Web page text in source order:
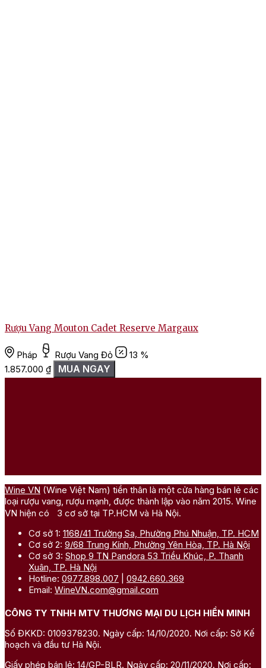
Rượu Vang Mouton Cadet Reserve Margaux
Pháp Rượu Vang Đỏ
13 %
1.857.000 ₫ MUA NGAY
Wine VN (Wine Việt Nam) tiền thân là một cửa hàng bán lẻ các
loại rượu vang, rượu mạnh, được thành lập vào năm 2015. Wine
VN hiện có 3 cơ sở tại TP.HCM và Hà Nội.
Cơ sở 1: 1168/41 Trường Sa, Phường Phú Nhuận, TP. HCM
Cơ sở 2: 9/68 Trung Kính, Phường Yên Hòa, TP. Hà Nội
Cơ sở 3: Shop 9 TN Pandora 53 Triều Khúc, P. Thanh
Xuân, TP. Hà Nội
Hotline: 0977.898.007
0942.660.369
Email: WineVN.com@gmail.com
CÔNG TY TNHH MTV THƯƠNG MẠI DU LỊCH HIỀN MINH
Số ĐKKD: 0109378230. Ngày cấp: 14/10/2020. Nơi cấp: Sở Kế
hoạch và đầu tư Hà Nội.
Giấy phép bán lẻ: 14/GP-BLR. Ngày cấp: 20/11/2020. Nơi cấp: